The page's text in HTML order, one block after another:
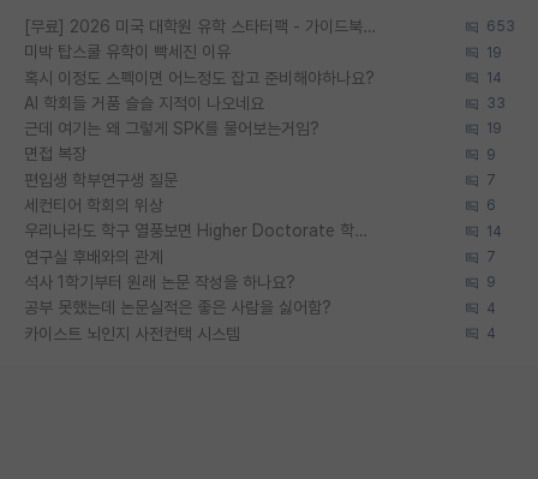
[무료] 2026 미국 대학원 유학 스타터팩 - 가이드북 & 합격자 컨택메일 템플릿 653
미박 탑스쿨 유학이 빡세진 이유 19
혹시 이정도 스펙이면 어느정도 잡고 준비해야하나요? 14
AI 학회들 거품 슬슬 지적이 나오네요 33
근데 여기는 왜 그렇게 SPK를 물어보는거임? 19
면접 복장 9
편입생 학부연구생 질문 7
세컨티어 학회의 위상 6
우리나라도 학구 열풍보면 Higher Doctorate 학위가 필요하다고 봅니다. 14
연구실 후배와의 관계 7
석사 1학기부터 원래 논문 작성을 하나요? 9
공부 못했는데 논문실적은 좋은 사람을 싫어함? 4
카이스트 뇌인지 사전컨택 시스템 4